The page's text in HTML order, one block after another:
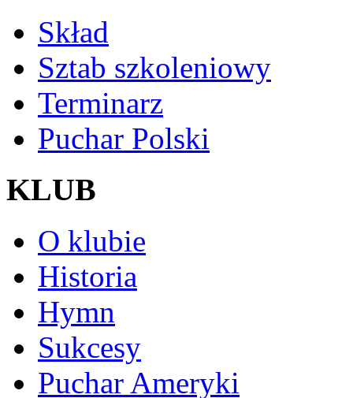
Skład
Sztab szkoleniowy
Terminarz
Puchar Polski
KLUB
O klubie
Historia
Hymn
Sukcesy
Puchar Ameryki